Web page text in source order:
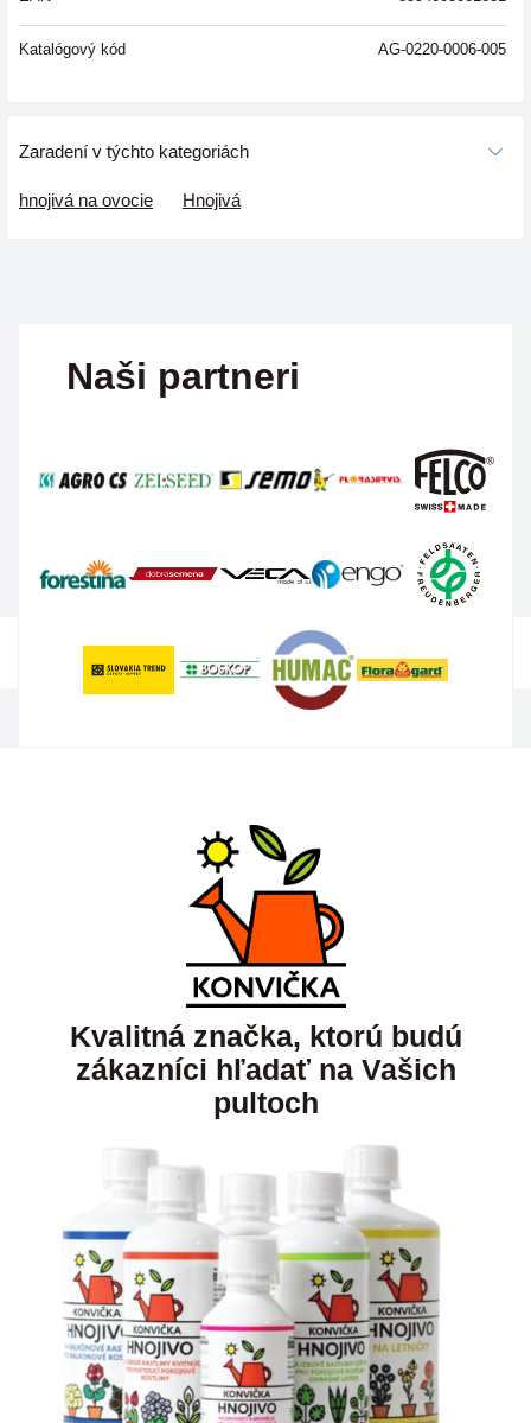
Katalógový kód AG-0220-0006-005
Zaradení v týchto kategoriách
hnojivá na ovocie Hnojivá
Naši partneri
Kvalitná značka, ktorú budú
zákazníci hľadať na Vašich
pultoch